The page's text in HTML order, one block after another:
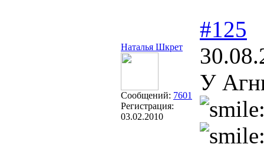
Наталья Шкрет
Сообщений: 7601
Регистрация:
03.02.2010
#125
У